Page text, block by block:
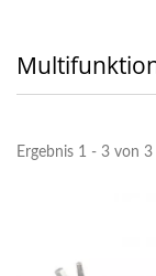
Ergebnis 1 - 3 von 3